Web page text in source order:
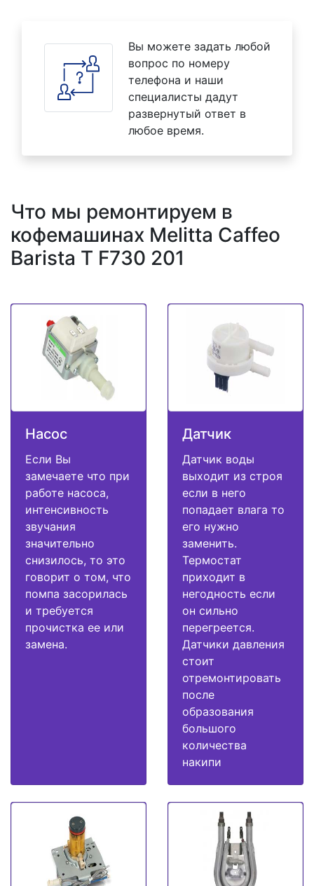
Вы можете задать любой
вопрос по номеру
телефона и наши
специалисты дадут
развернутый ответ в
любое время.
Что мы ремонтируем в
кофемашинах Melitta Caffeo
Barista T F730 201
Насос
Если Вы
замечаете что при
работе насоса,
интенсивность
звучания
значительно
снизилось, то это
говорит о том, что
помпа засорилась
и требуется
прочистка ее или
замена.
Датчик
Датчик воды
выходит из строя
если в него
попадает влага то
его нужно
заменить.
Термостат
приходит в
негодность если
он сильно
перегреется.
Датчики давления
стоит
отремонтировать
после
образования
большого
количества
накипи